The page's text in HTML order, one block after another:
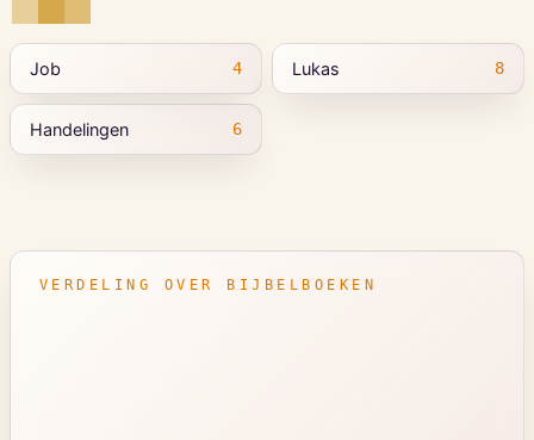
Job 4 Lukas 8
Handelingen 6
VERDELING OVER BIJBELBOEKEN